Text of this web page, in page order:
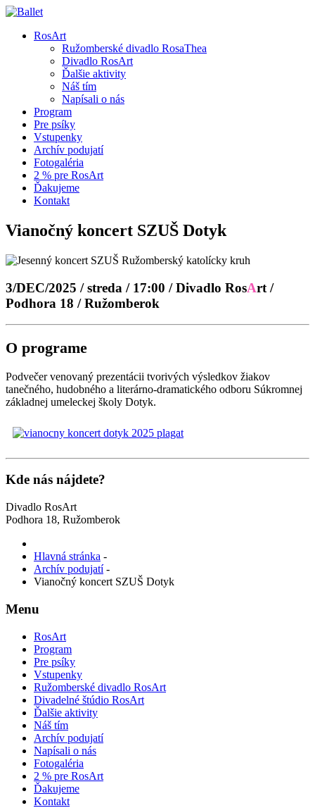
RosArt
Ružomberské divadlo RosaThea
Divadlo RosArt
Ďalšie aktivity
Náš tím
Napísali o nás
Program
Pre psíky
Vstupenky
Archív podujatí
Fotogaléria
2 % pre RosArt
Ďakujeme
Kontakt
Vianočný koncert SZUŠ Dotyk
3/DEC/2025 / streda /17:00 /Divadlo RosArt /
Podhora 18 / Ružomberok
O programe
Podvečer venovaný prezentácii tvorivých výsledkov žiakov
tanečného, hudobného a literárno-dramatického odboru Súkromnej
základnej umeleckej školy Dotyk.
Kde nás nájdete?
Divadlo RosArt
Podhora 18, Ružomberok
Hlavná stránka -
Archív podujatí -
Vianočný koncert SZUŠ Dotyk
Menu
RosArt
Program
Pre psíky
Vstupenky
Ružomberské divadlo RosArt
Divadelné štúdio RosArt
Ďalšie aktivity
Náš tím
Archív podujatí
Napísali o nás
Fotogaléria
2 % pre RosArt
Ďakujeme
Kontakt